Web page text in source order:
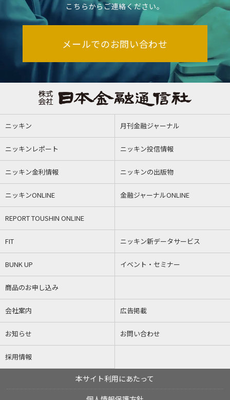
こちらからご連絡ください。
メールでのお問い合わせ
ニッキン 月刊金融ジャーナル
ニッキンレポート ニッキン投信情報
ニッキン金利情報 ニッキンの出版物
ニッキンONLINE 金融ジャーナルONLINE
REPORT TOUSHIN ONLINE
FIT ニッキン新データサービス
BUNK UP イベント・セミナー
商品のお申し込み
会社案内 広告掲載
お知らせ お問い合わせ
採用情報
本サイト利用にあたって